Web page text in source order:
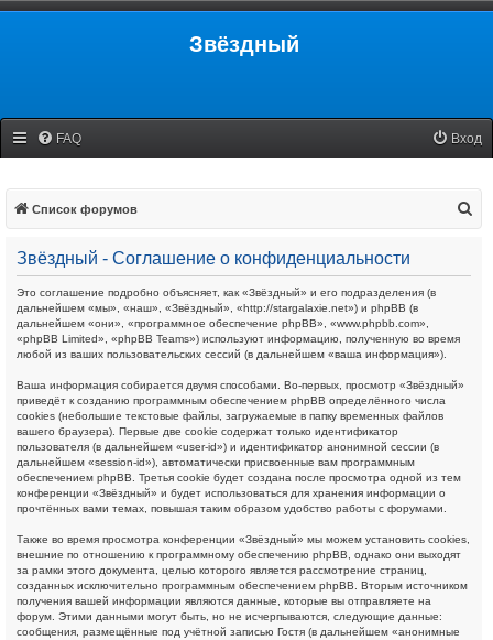
Звёздный
FAQ Вход
Список форумов
Звёздный - Соглашение о конфиденциальности
Это соглашение подробно объясняет, как «Звёздный» и его подразделения (в
дальнейшем «мы», «наш», «Звёздный», «http://stargalaxie.net») и phpBB (в
дальнейшем «они», «программное обеспечение phpBB», «www.phpbb.com»,
«phpBB Limited», «phpBB Teams») используют информацию, полученную во время
любой из ваших пользовательских сессий (в дальнейшем «ваша информация»).
Ваша информация собирается двумя способами. Во-первых, просмотр «Звёздный»
приведёт к созданию программным обеспечением phpBB определённого числа
cookies (небольшие текстовые файлы, загружаемые в папку временных файлов
вашего браузера). Первые две cookie содержат только идентификатор
пользователя (в дальнейшем «user-id») и идентификатор анонимной сессии (в
дальнейшем «session-id»), автоматически присвоенные вам программным
обеспечением phpBB. Третья cookie будет создана после просмотра одной из тем
конференции «Звёздный» и будет использоваться для хранения информации о
прочтённых вами темах, повышая таким образом удобство работы с форумами.
Также во время просмотра конференции «Звёздный» мы можем установить cookies,
внешние по отношению к программному обеспечению phpBB, однако они выходят
за рамки этого документа, целью которого является рассмотрение страниц,
созданных исключительно программным обеспечением phpBB. Вторым источником
получения вашей информации являются данные, которые вы отправляете на
форум. Этими данными могут быть, но не исчерпываются, следующие данные:
сообщения, размещённые под учётной записью Гостя (в дальнейшем «анонимные